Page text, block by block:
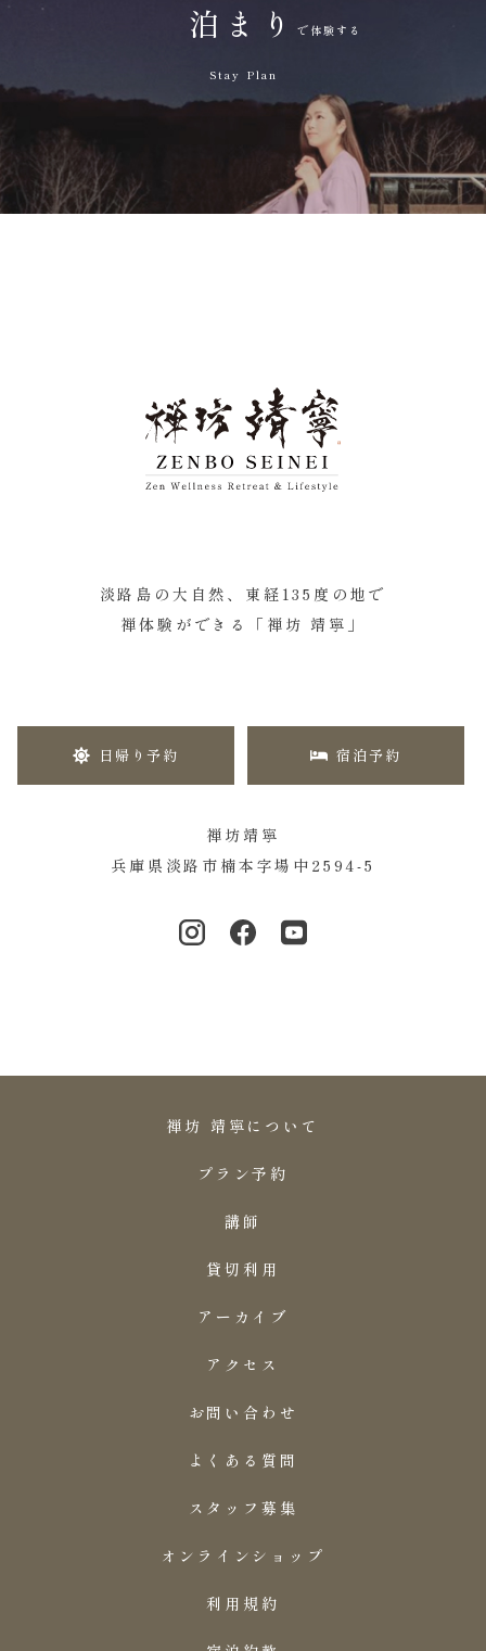
泊 ま り
Stay Plan
淡路島の大自然、東経135度の地で
禅体験ができる「禅坊 靖寧」
日帰り予約 宿泊予約
禅坊靖寧
兵庫県淡路市楠本字場中2594-5
禅坊 靖寧について
プラン予約
講師
貸切利用
アーカイブ
アクセス
お問い合わせ
よくある質問
スタッフ募集
オンラインショップ
利用規約